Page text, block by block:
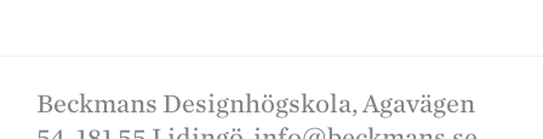
Beckmans Designhögskola, Agavägen